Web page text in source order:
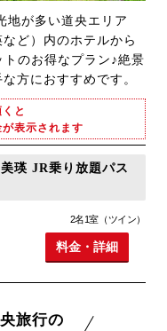
地が多い道央エリア
ど）内のホテルから
のお得なプラン♪絶景
方におすすめです。
と
表示されます
瑛 JR乗り放題パス
2名1室（ツイン）
料金・詳細
旅行の